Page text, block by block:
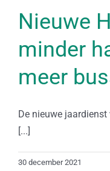
Nieuwe
minder
meer
De nieuwe
[...]
30 december 2021